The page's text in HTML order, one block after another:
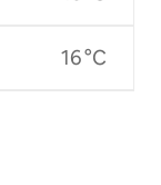
16 °C